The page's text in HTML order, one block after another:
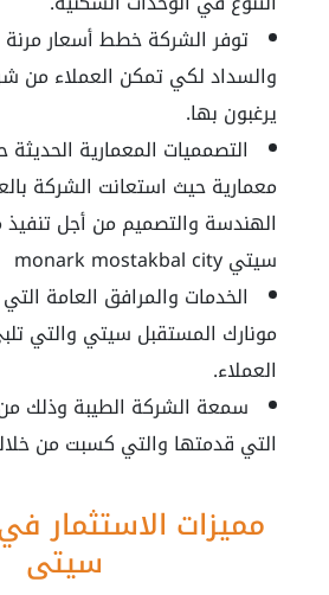
توفر الشركة خطط أسعار
والسداد لكي تمكن العملاء من
يرغبون بها.
التصمميات المعمارية
معمارية حيث استعانت الشركة
الهندسة والتصميم من أجل تنفيذ
سيتي monark mostakbal city
الخدمات والمرافق العامة
مونارك المستقبل سيتي والتي
العملاء.
سمعة الشركة الطيبة وذلك
التي قدمتها والتي كسبت من
مميزات الاستثمار
سيتي